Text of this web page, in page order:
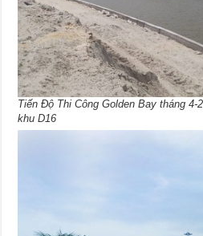
Tiến Độ Thi Công Golden Bay tháng 4-
khu D16